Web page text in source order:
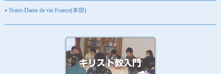
Notre-Dame de vie France(本部)